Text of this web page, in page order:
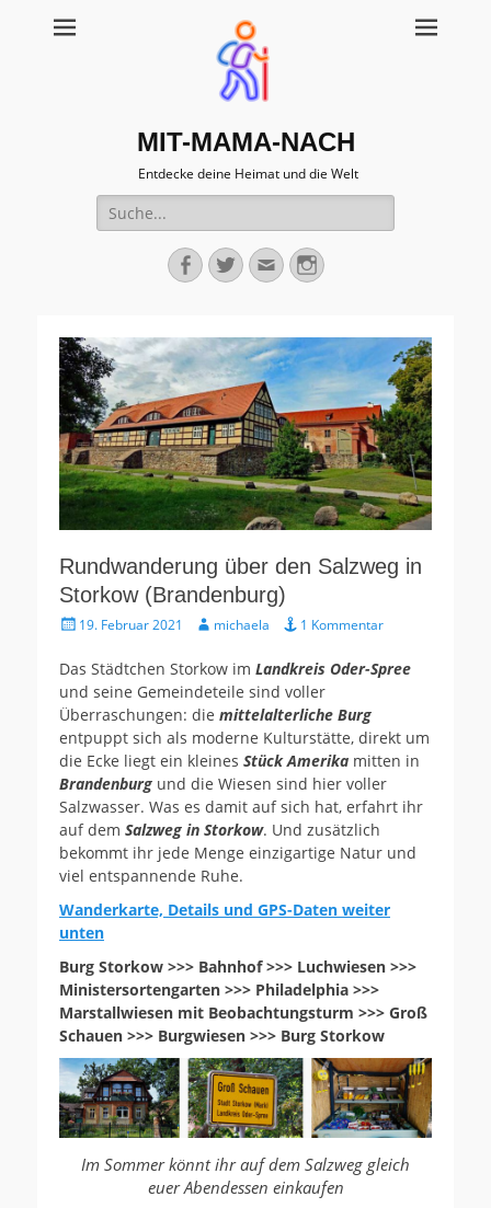
MIT-MAMA-NACH
Entdecke deine Heimat und die Welt
Suche
für:
Facebook
TwitterEmailInstagram
Rundwanderung über den Salzweg in
Storkow (Brandenburg)
Gepostet
19. Februar 2021 Autormichaela 1 Kommentar
Das Städtchen Storkow im Landkreis Oder-Spree
und seine Gemeindeteile sind voller
Überraschungen: die mittelalterliche Burg
entpuppt sich als moderne Kulturstätte, direkt um
die Ecke liegt ein kleines Stück Amerika mitten in
Brandenburg und die Wiesen sind hier voller
Salzwasser. Was es damit auf sich hat, erfahrt ihr
auf dem Salzweg in Storkow. Und zusätzlich
bekommt ihr jede Menge einzigartige Natur und
viel entspannende Ruhe.
Wanderkarte, Details und GPS-Daten weiter
unten
Burg Storkow >>> Bahnhof >>> Luchwiesen >>>
Ministersortengarten >>> Philadelphia >>>
Marstallwiesen mit Beobachtungsturm >>> Groß
Schauen >>> Burgwiesen >>> Burg Storkow
Im Sommer könnt ihr auf dem Salzweg gleich
euer Abendessen einkaufen